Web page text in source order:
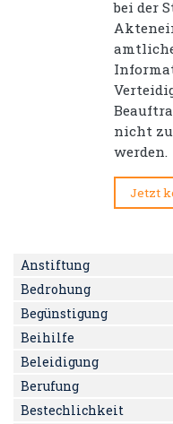
bei der
nicht
werden.
Jetzt
Anstiftung
Bedrohung
Begünstigung
Beihilfe
Beleidigung
Berufung
Bestechlichkeit